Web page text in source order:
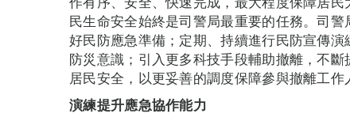
民生命安全始終是司警局最重要的任務。司
好民防應急準備；定期、持續進行民防宣傳
防災意識；引入更多科技手段輔助撤離，不
居民安全，以更妥善的調度保障參與撤離工作
演練提升應急協作能力